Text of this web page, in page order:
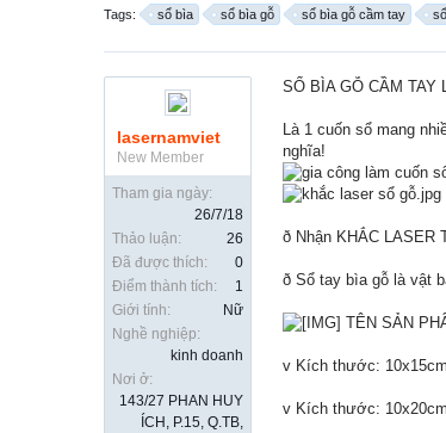
Tags: sổ bìa sổ bìa gỗ sổ bìa gỗ cầm tay
lasernamviet
New Member
Tham gia ngày:
26/7/18
Thảo luận:
26
Đã được thích:
0
Điểm thành tích:
1
Giới tính:
Nữ
Nghề nghiệp:
kinh doanh
Nơi ở:
143/27 PHAN HUY
ÍCH, P.15, Q.TB,
SỔ BÌA GỖ CẦM TAY
Là 1 cuốn sổ mang
nghĩa!
ð Nhận KHẮC LASER
ð Sổ tay bìa gỗ là vật
TÊN SẢN
v Kích thước:
v Kích thước: